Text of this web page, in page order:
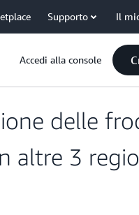
Supporto Il
Accedi alla console
delle
altre 3